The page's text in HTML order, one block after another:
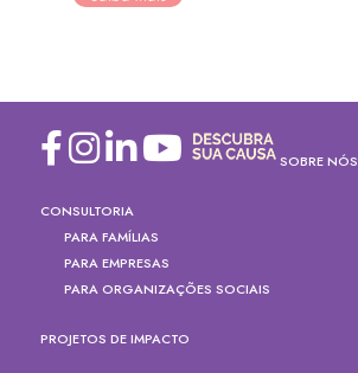
SOBRE NÓS
CONSULTORIA
PARA FAMÍLIAS
PARA EMPRESAS
PARA ORGANIZAÇÕES SOCIAIS
PROJETOS DE IMPACTO